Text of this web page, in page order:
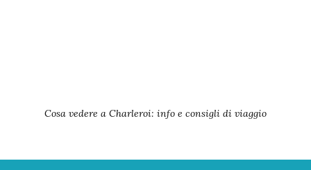
Cosa vedere a Charleroi: info e consigli di viaggio